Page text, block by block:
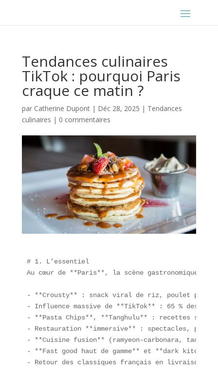
Tendances culinaires
TikTok : pourquoi Paris
craque ce matin ?
par Catherine Dupont| Déc 28, 2025 | Tendances
culinaires | 0 commentaires
# 1. L’essentiel
Au cœur de **Paris**, la scène gastronomique
- **Crousty** : snack viral de riz, poulet
- Influence massive de **TikTok** : 65 % des
- **Pasta Chips**, **Tanghulu** : recettes
- Restauration **immersive** : spectacles,
- **Cuisine fusion** (ramyeon-carbonara, tacos
- **Fast good haut de gamme** et **dark
- Retour des classiques français en livraison